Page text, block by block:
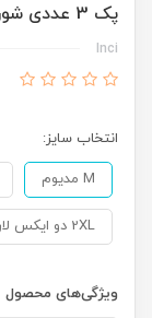
پک 3 عددی شورت اسلیپ اینچی
Inci
انتخاب سایز:
M مدیوم
2XL دو ایکس لارج
ویژگی‌های محصول